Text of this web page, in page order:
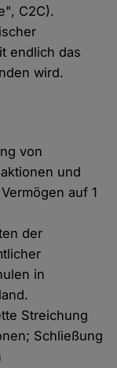
C2C).
endlich das
wird.
von
und
auf 1
der
in
Streichung
Schließung